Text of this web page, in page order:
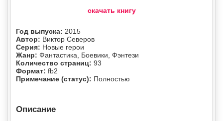
скачать книгу
Год выпуска: 2015
Автор: Виктор Северов
Серия: Новые герои
Жанр: Фантастика, Боевики, Фэнтези
Количество страниц: 93
Формат: fb2
Примечание (статус): Полностью
Описание